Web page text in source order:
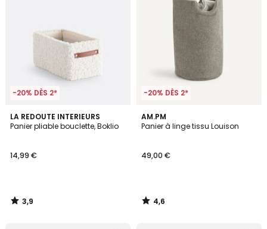
-20% DÈS 2*
LA REDOUTE INTERIEURS
Panier pliable bouclette, Boklio
14,99 €
3,9
/ 5
3,9
/
-20% DÈS 2*
AM.PM
Panier à linge tissu Louison
49,00 €
4,6
/ 5
4,6
/